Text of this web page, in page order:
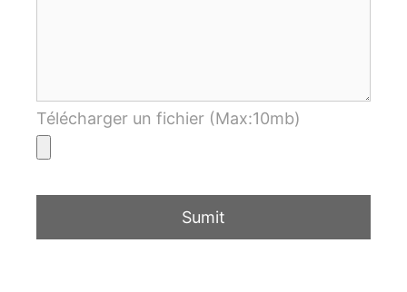
Télécharger un fichier (Max:10mb)